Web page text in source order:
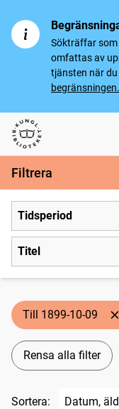
Sökträffar som
omfattas av
tjänsten när
begränsningen.
Svenska tidningar
Filtrera
Tidsperiod
Titel
Till 1899-10-09
Rensa alla filter
Sortera: